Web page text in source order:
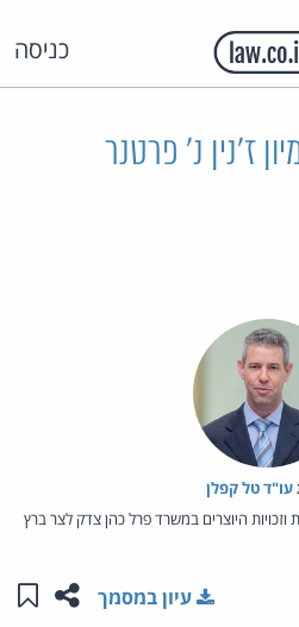
כניסה
05-10 סמיון ז'נין נ' פרטנר
עו"ד טל קפלן
היוצרים במשרד פרל כהן צדק לצר ברץ
שתפו
עיון במסמך